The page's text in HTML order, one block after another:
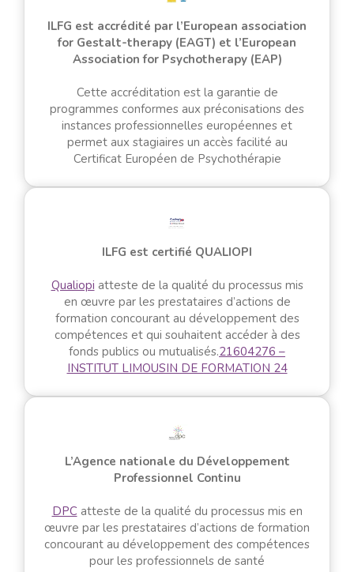
ILFG est accrédité par l’European association
for Gestalt-therapy (EAGT) et l’European
Association for Psychotherapy (EAP)
Cette accréditation est la garantie de
programmes conformes aux préconisations des
instances professionnelles européennes et
permet aux stagiaires un accès facilité au
Certificat Européen de Psychothérapie
ILFG est certifié QUALIOPI
Qualiopi atteste de la qualité du processus mis
en œuvre par les prestataires d’actions de
formation concourant au développement des
compétences et qui souhaitent accéder à des
fonds publics ou mutualisés.21604276 –
INSTITUT LIMOUSIN DE FORMATION 24
L’Agence nationale du Développement
Professionnel Continu
DPC atteste de la qualité du processus mis en
œuvre par les prestataires d’actions de formation
concourant au développement des compétences
pour les professionnels de santé